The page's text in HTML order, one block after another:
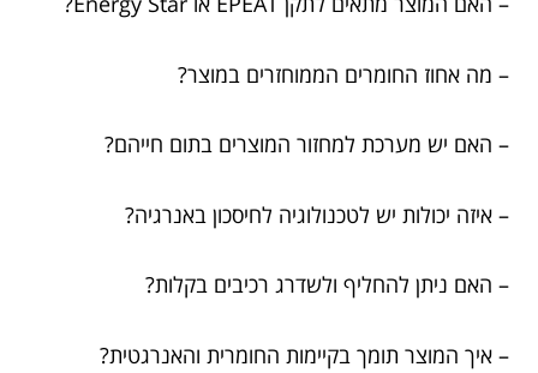
– מה אחוז החומרים הממוחזרים במוצר?
– האם יש מערכת למחזור המוצרים בתום חייהם?
– איזה יכולות יש לטכנולוגיה לחיסכון באנרגיה?
– האם ניתן להחליף ולשדרג רכיבים בקלות?
– איך המוצר תומך בקיימות החומרית והאנרגטית?